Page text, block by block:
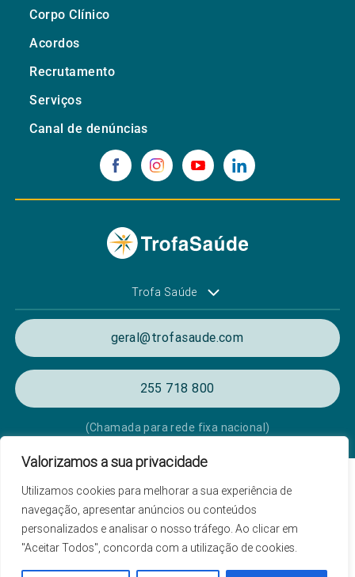
Valorizamos a sua privacidade
Utilizamos cookies para melhorar a sua experiência de
navegação, apresentar anúncios ou conteúdos
personalizados e analisar o nosso tráfego. Ao clicar em
"Aceitar Todos", concorda com a utilização de cookies.
Corpo Clínico
Acordos
Recrutamento
Serviços
Canal de denúncias
Trofa Saúde
geral@trofasaude.com
255 718 800
(Chamada para rede fixa nacional)
Termos e condições de utilização
Listagem das Unidades Hospitalares